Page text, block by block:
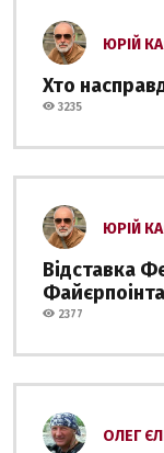
ЮРІЙ
Хто
3235
ЮРІЙ
Відставка
Файєрпоінта
2377
ОЛЕГ